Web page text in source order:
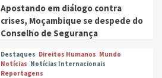
Apostando em diálogo contra
crises, Moçambique se despede do
Conselho de Segurança
Destaques Direitos Humanos Mundo
Notícias Notícias Internacionais
Reportagens